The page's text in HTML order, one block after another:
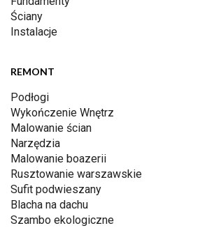
Ściany
Instalacje
REMONT
Podłogi
Wykończenie Wnętrz
Malowanie ścian
Narzędzia
Malowanie boazerii
Rusztowanie warszawskie
Sufit podwieszany
Blacha na dachu
Szambo ekologiczne